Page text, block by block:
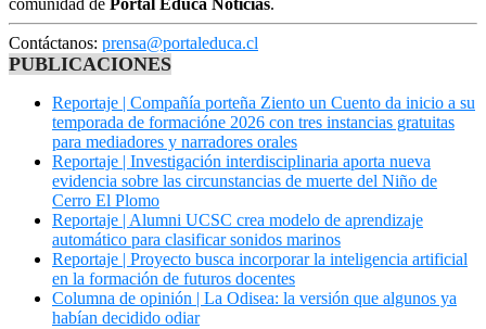
comunidad de Portal Educa Noticias.
Contáctanos: prensa@portaleduca.cl
PUBLICACIONES
Reportaje | Compañía porteña Ziento un Cuento da inicio a su
temporada de formacióne 2026 con tres instancias gratuitas
para mediadores y narradores orales
Reportaje | Investigación interdisciplinaria aporta nueva
evidencia sobre las circunstancias de muerte del Niño de
Cerro El Plomo
Reportaje | Alumni UCSC crea modelo de aprendizaje
automático para clasificar sonidos marinos
Reportaje | Proyecto busca incorporar la inteligencia artificial
en la formación de futuros docentes
Columna de opinión | La Odisea: la versión que algunos ya
habían decidido odiar